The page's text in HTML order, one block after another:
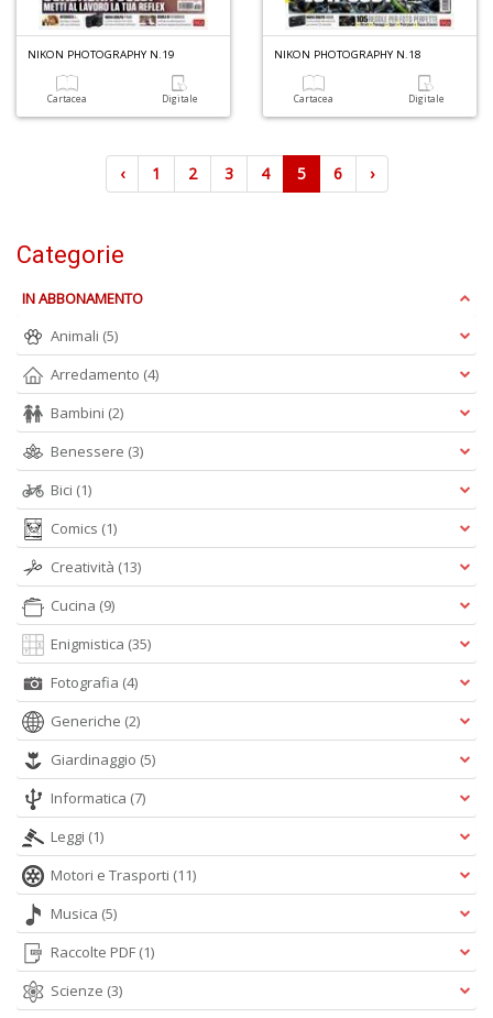
NIKON PHOTOGRAPHY N.19
Cartacea Digitale
NIKON PHOTOGRAPHY N.18
Cartacea Digitale
‹ 1 2 3 4 5 6 ›
Categorie
IN ABBONAMENTO
Animali (5)
Arredamento (4)
Bambini (2)
Benessere (3)
Bici (1)
Comics (1)
Creatività (13)
Cucina (9)
Enigmistica (35)
Fotografia (4)
Generiche (2)
Giardinaggio (5)
Informatica (7)
Leggi (1)
Motori e Trasporti (11)
Musica (5)
Raccolte PDF (1)
Scienze (3)